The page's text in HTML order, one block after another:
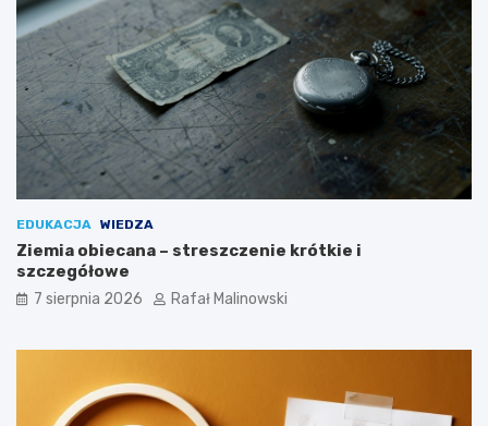
EDUKACJA WIEDZA
Ziemia obiecana – streszczenie krótkie i
szczegółowe
7 sierpnia 2026 Rafał Malinowski